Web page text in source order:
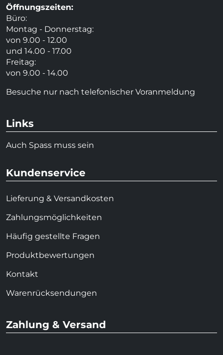
Öffnungszeiten:
Büro:
Montag - Donnerstag:
von 9.00 - 12.00
und 14.00 - 17.00
Freitag:
von 9.00 - 14.00
Besuche nur nach telefonischer Voranmeldung
Links
Auch Spass muss sein
Kundenservice
Lieferung & Versandkosten
Zahlungsmöglichkeiten
Häufig gestellte Fragen
Produktbewertungen
Kontakt
Warenrücksendungen
Zahlung & Versand